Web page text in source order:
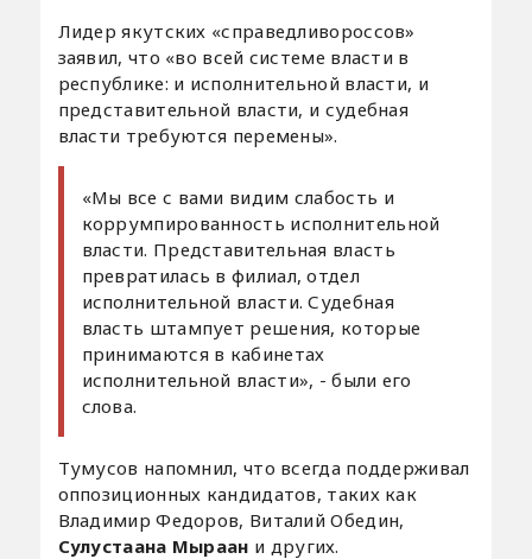
Лидер якутских «справедливороссов»
заявил, что «во всей системе власти в
республике: и исполнительной власти, и
представительной власти, и судебная
власти требуются перемены».
«Мы все с вами видим слабость и
коррумпированность исполнительной
власти. Представительная власть
превратилась в филиал, отдел
исполнительной власти. Судебная
власть штампует решения, которые
принимаются в кабинетах
исполнительной власти», - были его
слова.
Тумусов напомнил, что всегда поддерживал
оппозиционных кандидатов, таких как
Владимир Федоров, Виталий Обедин,
Сулустаана Мыраан и других.